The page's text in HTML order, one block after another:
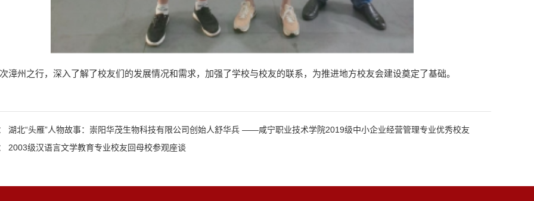
漳州之行，深入了解了校友们的发展情况和需求，加强了学校与校友的联系，为推进地方校友会建设奠定了基础。
湖北“头雁”人物故事：崇阳华茂生物科技有限公司创始人舒华兵 ——咸宁职业技术学院2019级中小企业经营管理专业优秀校友
2003级汉语言文学教育专业校友回母校参观座谈